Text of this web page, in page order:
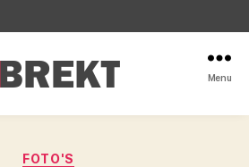
Menu
Categorieën
FOTO'S